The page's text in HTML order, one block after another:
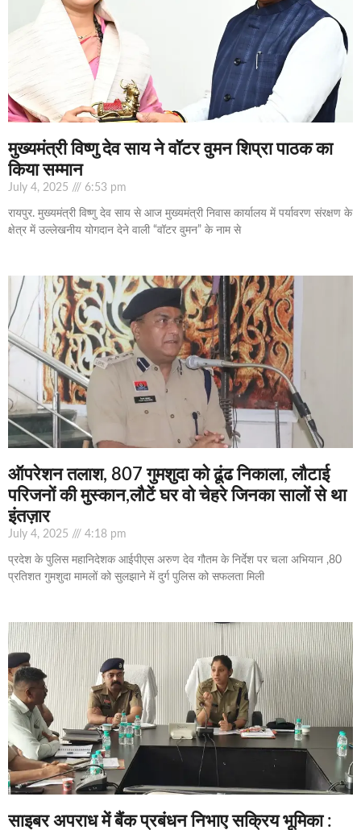
मुख्यमंत्री विष्णु देव साय ने वॉटर वुमन शिप्रा पाठक का
किया सम्मान
July 4, 2025 6:53 pm
रायपुर. मुख्यमंत्री विष्णु देव साय से आज मुख्यमंत्री निवास कार्यालय में पर्यावरण संरक्षण के
क्षेत्र में उल्लेखनीय योगदान देने वाली “वॉटर वुमन” के नाम से
ऑपरेशन तलाश, 807 गुमशुदा को ढूंढ निकाला, लौटाई
परिजनों की मुस्कान,लौटें घर वो चेहरे जिनका सालों से था
इंतज़ार
July 4, 2025 4:18 pm
प्रदेश के पुलिस महानिदेशक आईपीएस अरुण देव गौतम के निर्देश पर चला अभियान ,80
प्रतिशत गुमशुदा मामलों को सुलझाने में दुर्ग पुलिस को सफलता मिली
साइबर अपराध में बैंक प्रबंधन निभाए सक्रिय भूमिका :